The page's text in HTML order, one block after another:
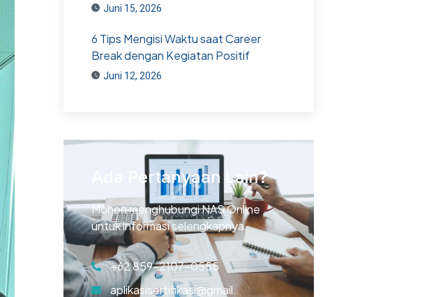
Juni 15, 2026
6 Tips Mengisi Waktu saat Career
Break dengan Kegiatan Positif
Juni 12, 2026
Ada Pertanyaan Lain?
Mohon menghubungi NAS Online
untuk informasi selengkapnya.
+62 859-2107-0555
aplikasisertifikasi@gmail.